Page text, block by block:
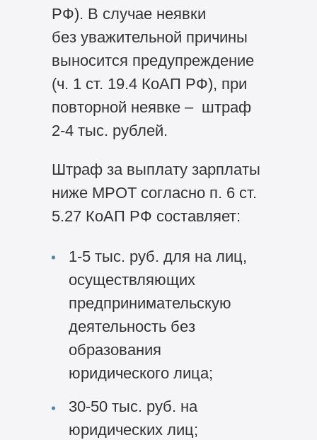
РФ). В случае неявки
без уважительной причины
выносится предупреждение
(ч. 1 ст. 19.4 КоАП РФ), при
повторной неявке – штраф
2-4 тыс. рублей.
Штраф за выплату зарплаты
ниже МРОТ согласно п. 6 ст.
5.27 КоАП РФ составляет:
1-5 тыс. руб. для на лиц,
осуществляющих
предпринимательскую
деятельность без
образования
юридического лица;
30-50 тыс. руб. на
юридических лиц;